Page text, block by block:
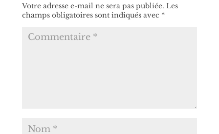
Votre adresse e-mail ne sera pas publiée. Les
champs obligatoires sont indiqués avec *